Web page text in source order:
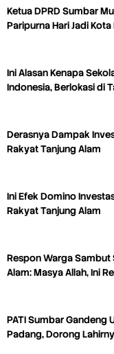
Ketua DPRD Sumbar
Paripurna Hari Jadi
Ini Alasan Kenapa
Indonesia, Berlokasi di
Derasnya Dampak
Rakyat Tanjung Alam
Ini Efek Domino
Rakyat Tanjung Alam
Respon Warga Sambut
Alam: Masya Allah, Ini
PATI Sumbar Gandeng
Padang, Dorong